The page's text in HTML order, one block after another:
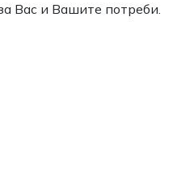
Вас и Вашите потреби.